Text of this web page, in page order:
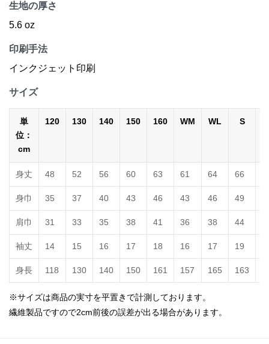
生地の厚さ
5.6 oz
印刷手法
インクジェット印刷
サイズ
単
位：
cm
120 130 140 150 160 WM WL S
身丈 48 52 56 60 63 61 64 66
身巾 35 37 40 43 46 43 46 49
肩巾 31 33 35 38 41 36 38 44
袖丈 14 15 16 17 18 16 17 19
身長 118 130 140 150 161 157 165 163
※サイズは商品の実寸を平置きで計測しております。
繊維製品ですので2cm前後の誤差が出る場合があります。